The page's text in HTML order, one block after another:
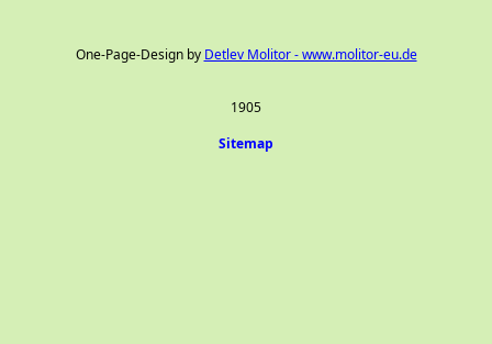
One-Page-Design by Detlev Molitor - www.molitor-eu.de
1905
Sitemap